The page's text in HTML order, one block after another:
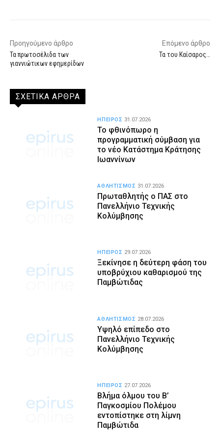
Προηγούμενο άρθρο
Τα πρωτοσέλιδα των
γιαννιώτικων εφημερίδων
Επόμενο άρθρο
Τα του Καίσαρος…
ΣΧΕΤΙΚΑ ΑΡΘΡΑ
Το φθινόπωρο η
προγραμματική σύμβαση για
το νέο Κατάστημα Κράτησης
Ιωαννίνων
ΗΠΕΙΡΟΣ 31.07.2026
Πρωταθλητής ο ΠΑΣ στο
Πανελλήνιο Τεχνικής
Κολύμβησης
ΑΘΛΗΤΙΣΜΟΣ 31.07.2026
Ξεκίνησε η δεύτερη φάση του
υποβρύχιου καθαρισμού της
Παμβώτιδας
ΗΠΕΙΡΟΣ 29.07.2026
Υψηλό επίπεδο στο
Πανελλήνιο Τεχνικής
Κολύμβησης
ΑΘΛΗΤΙΣΜΟΣ 28.07.2026
Βλήμα όλμου του Β’
Παγκοσμίου Πολέμου
εντοπίστηκε στη λίμνη
Παμβώτιδα
ΗΠΕΙΡΟΣ 27.07.2026